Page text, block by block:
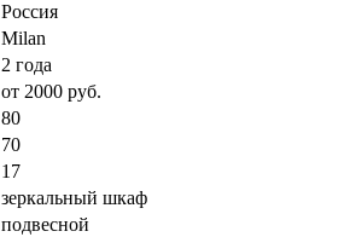
Россия
Milan
2 года
от 2000 руб.
80
70
17
зеркальный шкаф
подвесной